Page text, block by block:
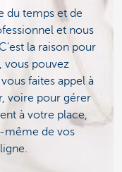
du temps et de
et nous
la raison pour
vous pouvez
faites appel à
voire pour gérer
à votre place,
même de vos